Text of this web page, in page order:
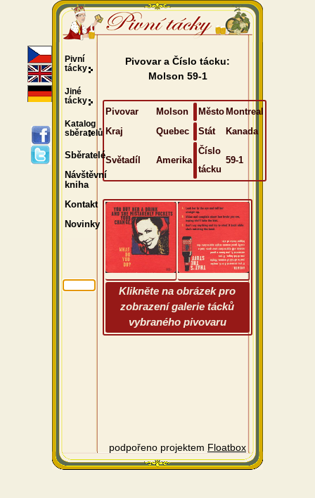
Pivovar a Číslo tácku:
Molson 59-1
Pivovar Molson Město Montreal
Kraj
Quebec Stát Kanada
Světadíl Amerika
Číslo
tácku
59-1
Klikněte na obrázek pro
zobrazení galerie tácků
vybraného pivovaru
podpořeno projektem Floatbox
Pivní
tácky
Jiné
tácky
Katalog
sběratelů
Sběratelé
Návštěvní
kniha
Kontakt
Novinky